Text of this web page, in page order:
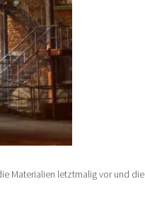
Materialien letztmalig vor und die